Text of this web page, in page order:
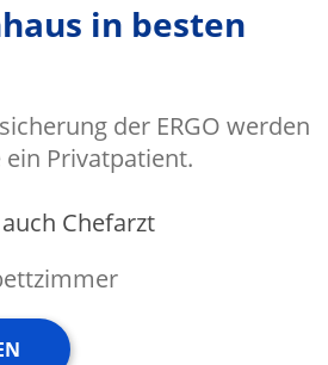
in besten
der ERGO werden
Privatpatient.
Chefarzt